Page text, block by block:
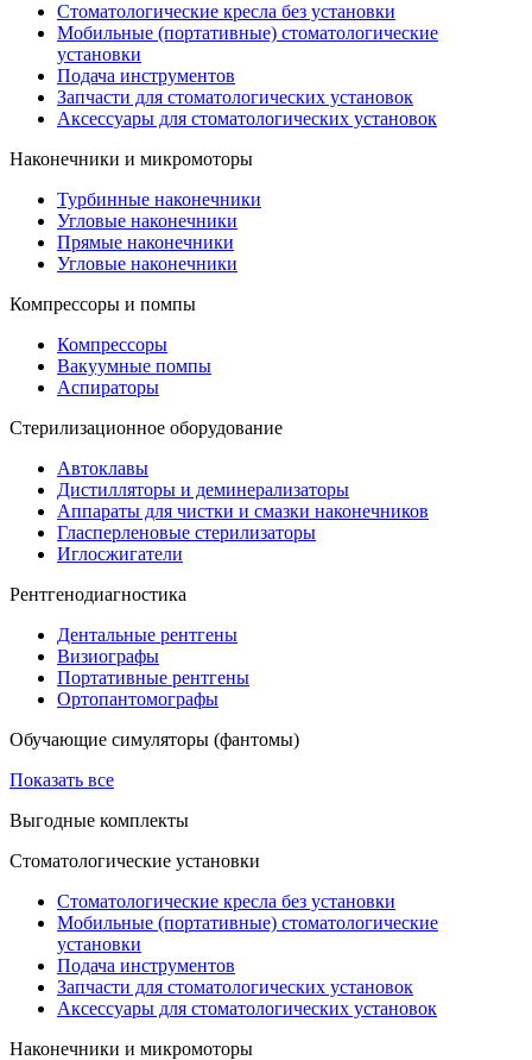
Стоматологические кресла без установки
Мобильные (портативные) стоматологические
установки
Подача инструментов
Запчасти для стоматологических установок
Аксессуары для стоматологических установок
Наконечники и микромоторы
Турбинные наконечники
Угловые наконечники
Прямые наконечники
Угловые наконечники
Компрессоры и помпы
Компрессоры
Вакуумные помпы
Аспираторы
Стерилизационное оборудование
Автоклавы
Дистилляторы и деминерализаторы
Аппараты для чистки и смазки наконечников
Гласперленовые стерилизаторы
Иглосжигатели
Рентгенодиагностика
Дентальные рентгены
Визиографы
Портативные рентгены
Ортопантомографы
Обучающие симуляторы (фантомы)
Показать все
Выгодные комплекты
Стоматологические установки
Стоматологические кресла без установки
Мобильные (портативные) стоматологические
установки
Подача инструментов
Запчасти для стоматологических установок
Аксессуары для стоматологических установок
Наконечники и микромоторы